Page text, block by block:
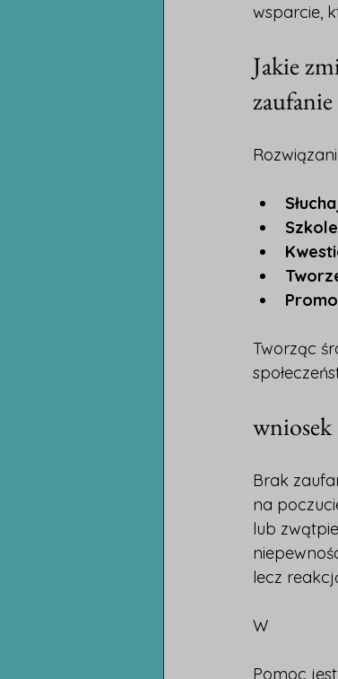
wsparcie,
Jakie
Tworząc
wniosek
Brak
na
lub
lecz
W
Pomoc